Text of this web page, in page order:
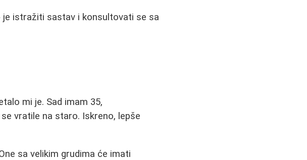
je istražiti sastav i konsultovati se sa
mi je. Sad imam 35,
vratile na staro. Iskreno, lepše
sa velikim grudima će imati